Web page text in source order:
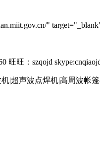
"
旺旺：szqojd
|超声波点焊机|高周波帐